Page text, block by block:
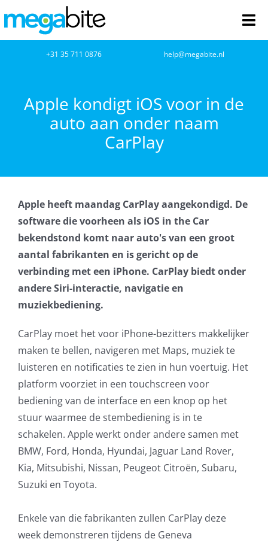
naar
inhoud
Netwerkbeheer
VOIP
Microsoft NCE
AVG
Glasvezelverbindingen
Microsoft software licenties
SLA overeenkomsten
Remote Help
WordPress SLA Contract
Contact
+31 35 711 0876 help@megabite.nl
Apple kondigt iOS voor in de
auto aan onder naam
CarPlay
Apple heeft maandag CarPlay aangekondigd. De
software die voorheen als iOS in the Car
bekendstond komt naar auto's van een groot
aantal fabrikanten en is gericht op de
verbinding met een iPhone. CarPlay biedt onder
andere Siri-interactie, navigatie en
muziekbediening.
CarPlay moet het voor iPhone-bezitters makkelijker
maken te bellen, navigeren met Maps, muziek te
luisteren en notificaties te zien in hun voertuig. Het
platform voorziet in een touchscreen voor
bediening van de interface en een knop op het
stuur waarmee de stembediening is in te
schakelen. Apple werkt onder andere samen met
BMW, Ford, Honda, Hyundai, Jaguar Land Rover,
Kia, Mitsubishi, Nissan, Peugeot Citroën, Subaru,
Suzuki en Toyota.
Enkele van die fabrikanten zullen CarPlay deze
week demonstreren tijdens de Geneva